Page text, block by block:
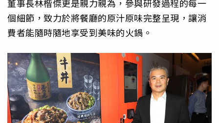
董事長林楷傑更是親力親為，參與研發過程的每一
個細節，致力於將餐廳的原汁原味完整呈現，讓消
費者能隨時隨地享受到美味的火鍋。